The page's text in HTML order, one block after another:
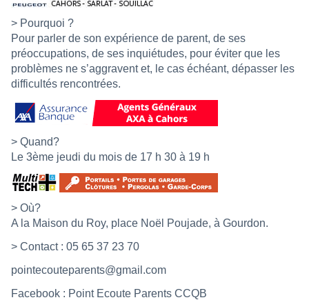
> Pourquoi ?
Pour parler de son expérience de parent, de ses
préoccupations, de ses inquiétudes, pour éviter que les
problèmes ne s’aggravent et, le cas échéant, dépasser les
difficultés rencontrées.
> Quand?
Le 3ème jeudi du mois de 17 h 30 à 19 h
> Où?
A la Maison du Roy, place Noël Poujade, à Gourdon.
> Contact : 05 65 37 23 70
pointecouteparents@gmail.com
Facebook : Point Ecoute Parents CCQB